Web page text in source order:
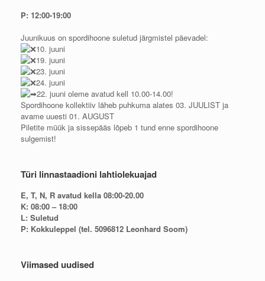
P: 12:00-19:00
Juunikuus on spordihoone suletud järgmistel päevadel:
10. juuni
19. juuni
23. juuni
24. juuni
22. juuni oleme avatud kell 10.00-14.00!
Spordihoone kollektiiv läheb puhkuma alates 03. JUULIST ja
avame uuesti 01. AUGUST
Piletite müük ja sissepääs lõpeb 1 tund enne spordihoone
sulgemist!
Türi linnastaadioni lahtiolekuajad
E, T, N, R avatud kella 08:00-20.00
K: 08:00 – 18:00
L: Suletud
P: Kokkuleppel (tel. 5096812 Leonhard Soom)
Viimased uudised